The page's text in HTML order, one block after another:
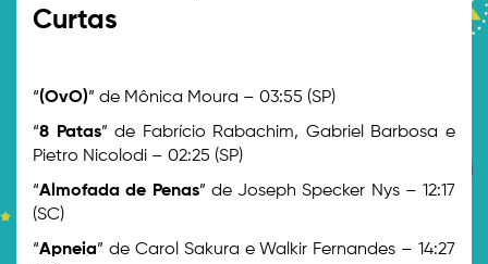
Curtas
“(OvO)” de Mônica Moura – 03:55 (SP)
“8 Patas” de Fabrício Rabachim, Gabriel Barbosa e
Pietro Nicolodi – 02:25 (SP)
“Almofada de Penas” de Joseph Specker Nys – 12:17
(SC)
“Apneia” de Carol Sakura e Walkir Fernandes – 14:27